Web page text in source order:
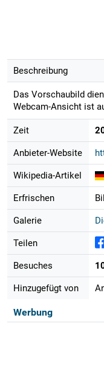
Beschreibung
Das Vorschaubild
Webcam-Ansicht ist
Zeit
Anbieter-Website
Wikipedia-Artikel
Erfrischen
Galerie
Teilen
Besuches
Hinzugefügt von
Werbung